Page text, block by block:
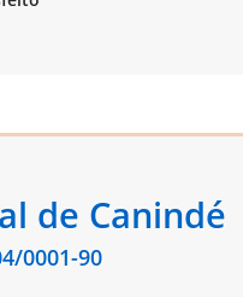
de Canindé
0001-90